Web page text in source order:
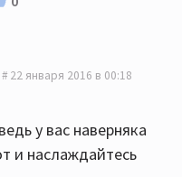
22 января 2016 в 00:18
у вас наверняка
и наслаждайтесь